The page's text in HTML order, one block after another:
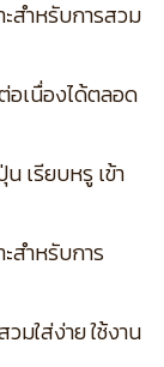
สำหรับการสวม
อเนื่องได้ตลอด
เรียบหรู เข้า
สำหรับการ
มใส่ง่าย ใช้งาน